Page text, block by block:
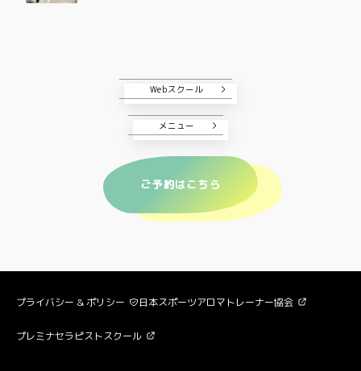
Webスクール
メニュー
ご予約はこちら
プライバシー & ポリシー 日本スポーツアロマトレーナー協会
プレミナセラピストスクール